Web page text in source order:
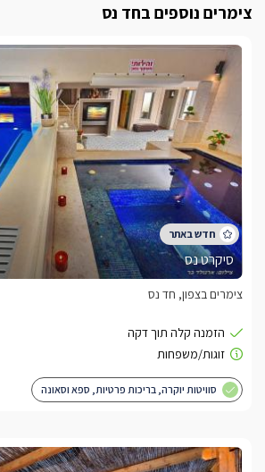
ספא זרמים מקורה ומחמם, סאונה יבשה
נוף יפהפה מקיף את האחוזה
הנרחבים, המושבים הנוספים באופק ואת
חוויית ספא מדהימה לחורף
מצעי פוך יוקרתיים ושתייה חמה למשך כל
כלול באירוח
צימרים נוספים בחד נס
סיקרט נס
צימרים בצפון, חד נס
סוויטות יוקרה, בריכות פרטיות, ספא וסאונה